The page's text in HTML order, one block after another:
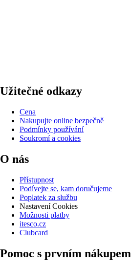
Užitečné odkazy
Cena
Nakupujte online bezpečně
Podmínky používání
Soukromí a cookies
O nás
Přístupnost
Podívejte se, kam doručujeme
Poplatek za službu
Nastavení Cookies
Možnosti platby
itesco.cz
Clubcard
Pomoc s prvním nákupem